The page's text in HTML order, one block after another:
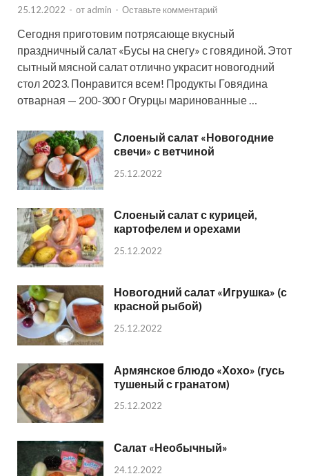
25.12.2022 - от admin - Оставьте комментарий
Сегодня приготовим потрясающе вкусный
праздничный салат «Бусы на снегу» с говядиной. Этот
сытный мясной салат отлично украсит новогодний
стол 2023. Понравится всем! Продукты Говядина
отварная — 200-300 г Огурцы маринованные …
Слоеный салат «Новогодние
свечи» с ветчиной
25.12.2022
Слоеный салат с курицей,
картофелем и орехами
25.12.2022
Новогодний салат «Игрушка» (с
красной рыбой)
25.12.2022
Армянское блюдо «Хохо» (гусь
тушеный с гранатом)
25.12.2022
Салат «Необычный»
24.12.2022